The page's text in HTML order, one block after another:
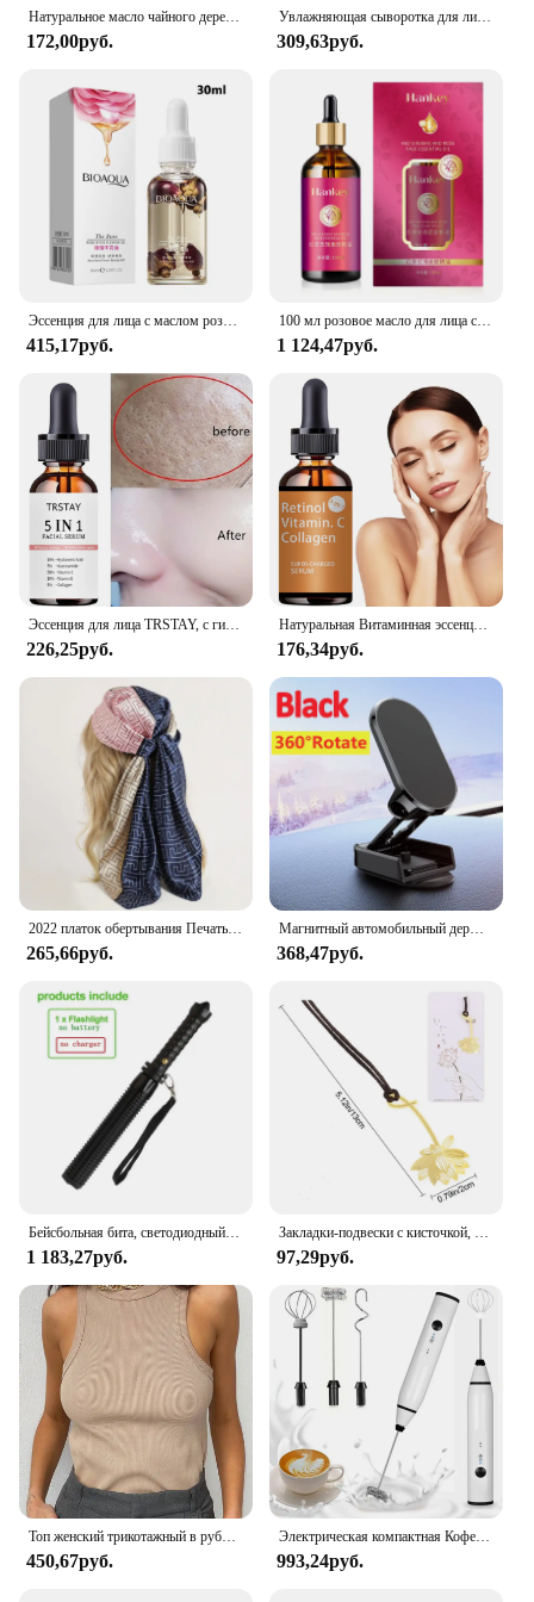
Натуральное масло чайного дерева, увлажняющий уход за кожей лица, женский уход за кожей, восстановление кожи, увлажнение, ароматерапия, Чистый Массаж, эфирные масла
172,00руб.
Увлажняющая сыворотка для лица с экстрактом чайного дерева
309,63руб.
Эссенция для лица с маслом розы, 1,05 жидких унций, омолаживающее масло, глубокое питание, высокое увлажнение, укрепляние и сияние
415,17руб.
100 мл розовое масло для лица с экстрактом красного женьшеня, сыворотка для лица, антивозрастная, осветляющая, увлажняющая, прочная и уменьшает сияющую кожу
1 124,47руб.
226,25руб.
Натуральная Витаминная эссенция увлажняющая VC эссенция увлажняющий корейский уход за кожей
176,34руб.
265,66руб.
Магнитный автомобильный держатель для телефона
368,47руб.
1 183,27руб. 97,29руб.
450,67руб.
Электрическая компактная Кофеварка USB, ручной мини-блендер для кофе, капучино, крема, дома
993,24руб.